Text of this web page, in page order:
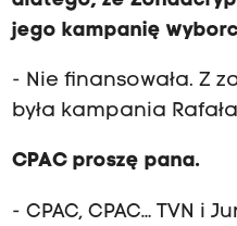
jego kampanię
- Nie finansowała. Z
była kampania
CPAC proszę pana.
- CPAC, CPAC… TVN i